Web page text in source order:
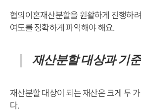
협의이혼재산분할을 원활하게 진행하
여도를 정확하게 파악해야 해요.
재산분할 대상과 기준
재산분할 대상이 되는 재산은 크게 두
다.